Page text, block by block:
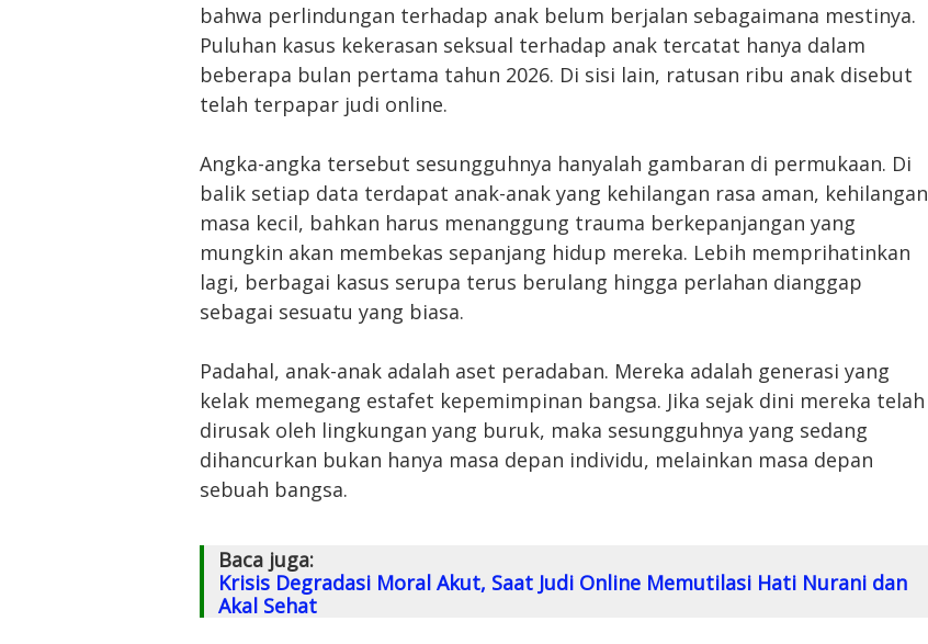
bahwa perlindungan terhadap anak belum berjalan sebagaimana mestinya.
Puluhan kasus kekerasan seksual terhadap anak tercatat hanya dalam
beberapa bulan pertama tahun 2026. Di sisi lain, ratusan ribu anak disebut
telah terpapar judi online.
Angka-angka tersebut sesungguhnya hanyalah gambaran di permukaan. Di
balik setiap data terdapat anak-anak yang kehilangan rasa aman, kehilangan
masa kecil, bahkan harus menanggung trauma berkepanjangan yang
mungkin akan membekas sepanjang hidup mereka. Lebih memprihatinkan
lagi, berbagai kasus serupa terus berulang hingga perlahan dianggap
sebagai sesuatu yang biasa.
Padahal, anak-anak adalah aset peradaban. Mereka adalah generasi yang
kelak memegang estafet kepemimpinan bangsa. Jika sejak dini mereka telah
dirusak oleh lingkungan yang buruk, maka sesungguhnya yang sedang
dihancurkan bukan hanya masa depan individu, melainkan masa depan
sebuah bangsa.
Baca juga:
Krisis Degradasi Moral Akut, Saat Judi Online Memutilasi Hati Nurani dan
Akal Sehat